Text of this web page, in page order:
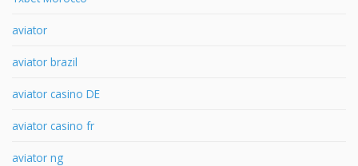
aviator
aviator brazil
aviator casino DE
aviator casino fr
aviator ng